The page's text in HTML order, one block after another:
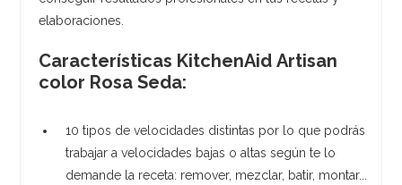
elaboraciones.
Características KitchenAid Artisan
color Rosa Seda:
10 tipos de velocidades distintas por lo que podrás
trabajar a velocidades bajas o altas según te lo
demande la receta: remover, mezclar, batir, montar...